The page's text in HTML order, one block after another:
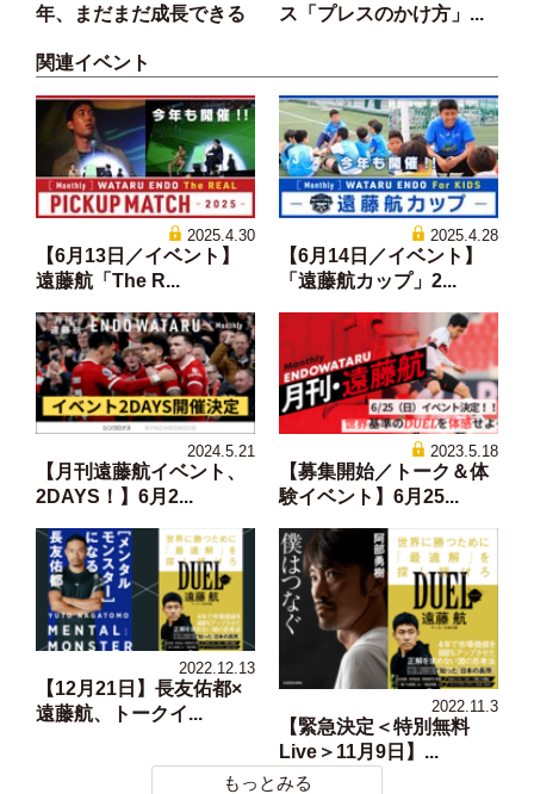
年、まだまだ成長できる
ス「プレスのかけ方」...
関連イベント
2025.4.30
【6月13日／イベント】
遠藤航「The R...
2025.4.28
【6月14日／イベント】
「遠藤航カップ」2...
2024.5.21
【月刊遠藤航イベント、
2DAYS！】6月2...
2023.5.18
【募集開始／トーク＆体
験イベント】6月25...
2022.12.13
【12月21日】長友佑都×
遠藤航、トークイ...
2022.11.3
【緊急決定＜特別無料
Live＞11月9日】...
もっとみる